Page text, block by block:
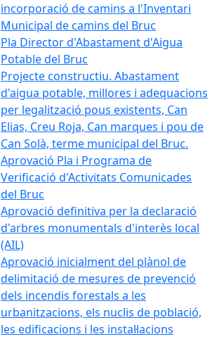
incorporació de camins a l'Inventari
Municipal de camins del Bruc
Pla Director d'Abastament d'Aigua
Potable del Bruc
Projecte constructiu. Abastament
d'aigua potable, millores i adequacions
per legalització pous existents, Can
Elias, Creu Roja, Can marques i pou de
Can Solà, terme municipal del Bruc.
Aprovació Pla i Programa de
Verificació d'Activitats Comunicades
del Bruc
Aprovació definitiva per la declaració
d'arbres monumentals d'interès local
(AIL)
Aprovació inicialment del plànol de
delimitació de mesures de prevenció
dels incendis forestals a les
urbanitzacions, els nuclis de població,
les edificacions i les instal·lacions